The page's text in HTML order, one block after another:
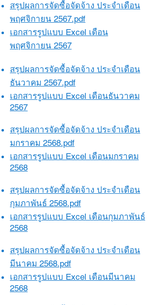
สรุปผลการจัดซื้อจัดจ้าง ประจำเดือน
พฤศจิกายน 2567.pdf​​
เอกสารรูปแบบ Excel เดือน
พฤศจิกายน 2567
สรุปผลการจัดซื้อจัดจ้าง ประจำเดือน
ธันวาคม 2567.pdf​​
เอกสารรูปแบบ Excel เดือนธันวาคม
2567
สรุปผลการจัดซื้อจัดจ้าง ประจำเดือน
มกราคม 2568.pdf​​
เอกสารรูปแบบ Excel เดือนมกราคม
2568
สรุปผลการจัดซื้อจัดจ้าง ประจำเดือน
กุมภาพันธ์ 2568.pdf​​
เอกสารรูปแบบ Excel เดือนกุมภาพันธ์
2568
สรุปผลการจัดซื้อจัดจ้าง ประจำเดือน
มีนาคม 2568.pdf​​
เอกสารรูปแบบ Excel เดือนมีนาคม
2568